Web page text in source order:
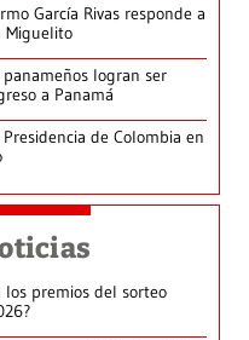
García Rivas responde a
Miguelito
logran ser
a Panamá
de Colombia en
los premios del sorteo